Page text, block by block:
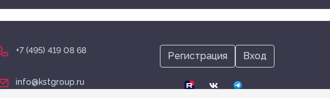
+7 (495) 419 08 68
info@kstgroup.ru
Регистрация Вход